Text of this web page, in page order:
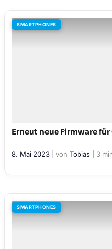
Erneut neue Firmware
8. Mai 2023 | von Tobias 3
SMARTPHONES
SMARTPHONES